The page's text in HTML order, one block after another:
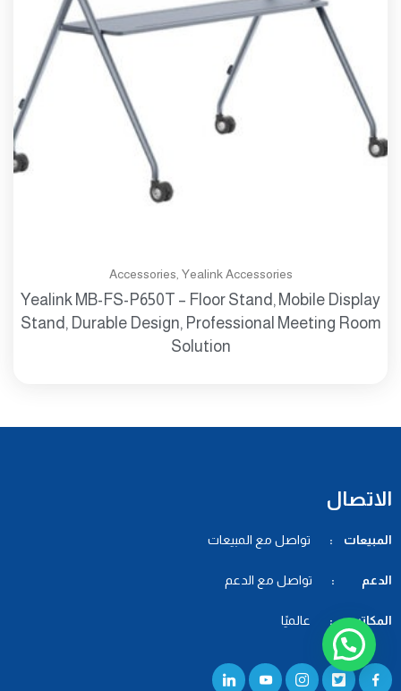
Accessories Yealink Accessories
Yealink MB-FS-P650T – Floor Stand, Mobile Display
Stand, Durable Design, Professional Meeting Room
Solution
الاتصال
المبيعات : تواصل مع المبيعات
الدعم : تواصل مع الدعم
المكاتب : عالميًا